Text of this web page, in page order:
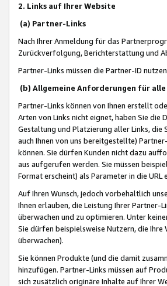
2. Links auf Ihrer Website
(a) Partner-Links
Nach Ihrer Anmeldung für das
Zurückverfolgung, Berichterstattung und
Partner-Links müssen die Partner-ID
(b) Allgemeine Anforderungen für
Partner-Links können von Ihnen erstellt
Arten von Links nicht eignet, haben Sie
Gestaltung und Platzierung aller Links,
auch Ihnen von uns bereitgestellte)
können. Sie dürfen Kunden nicht dazu
aus aufgerufen werden. Sie müssen
Format erscheint) als Parameter in die
Auf Ihren Wunsch, jedoch vorbehaltlich
Ihnen erlauben, die Leistung Ihrer Partner-
überwachen und zu optimieren. Unter
Sie dürfen beispielsweise Nutzern, die
überwachen).
Sie können Produkte (und die damit
hinzufügen. Partner-Links müssen auf
sich zusätzlich originäre Inhalte auf Ihrer